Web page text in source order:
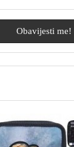
Obavijesti me!